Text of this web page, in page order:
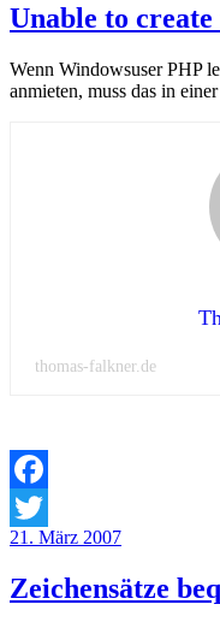
Unable to
Wenn Windowsuser PHP
anmieten, muss das in einer
thomas-falkner.de
Facebook
Twitter
Veröffentlicht
21. März 2007
Zeichensätze